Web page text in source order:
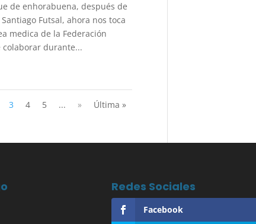
de enhorabuena, después de
Futsal, ahora nos toca
medica de la Federación
colaborar durante...
3 4 5 ... » Última »
Redes Sociales
Facebook